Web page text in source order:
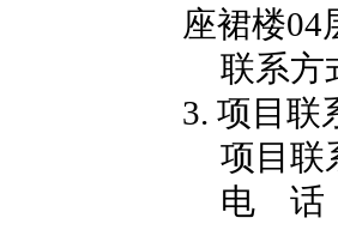
座裙楼04
联系方
3. 项目联
项目联
电 话